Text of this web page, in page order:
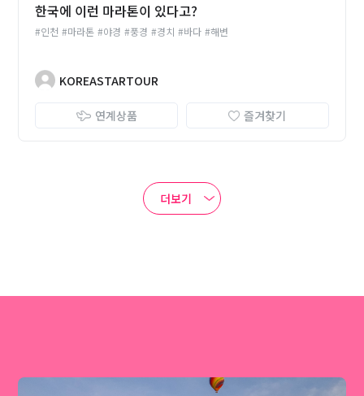
한국에 이런 마라톤이 있다고?
#인천 #마라톤 #야경 #풍경 #경치 #바다 #해변
KOREASTARTOUR
연계상품 즐겨찾기
더보기